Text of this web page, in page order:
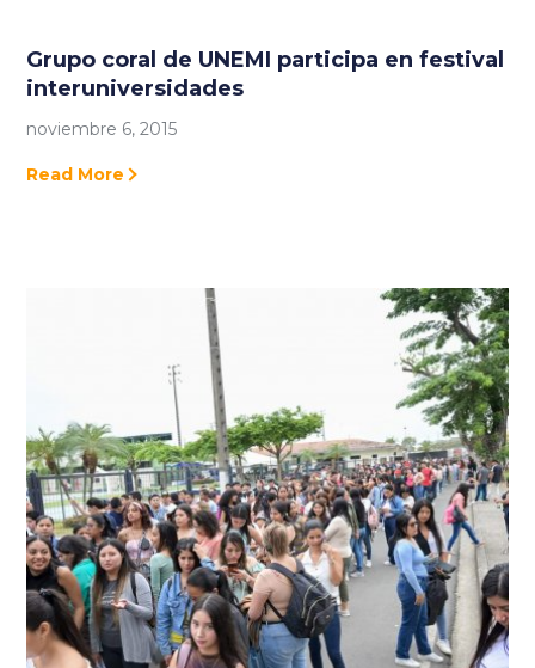
Grupo coral de UNEMI participa en festival
interuniversidades
noviembre 6, 2015
Read More